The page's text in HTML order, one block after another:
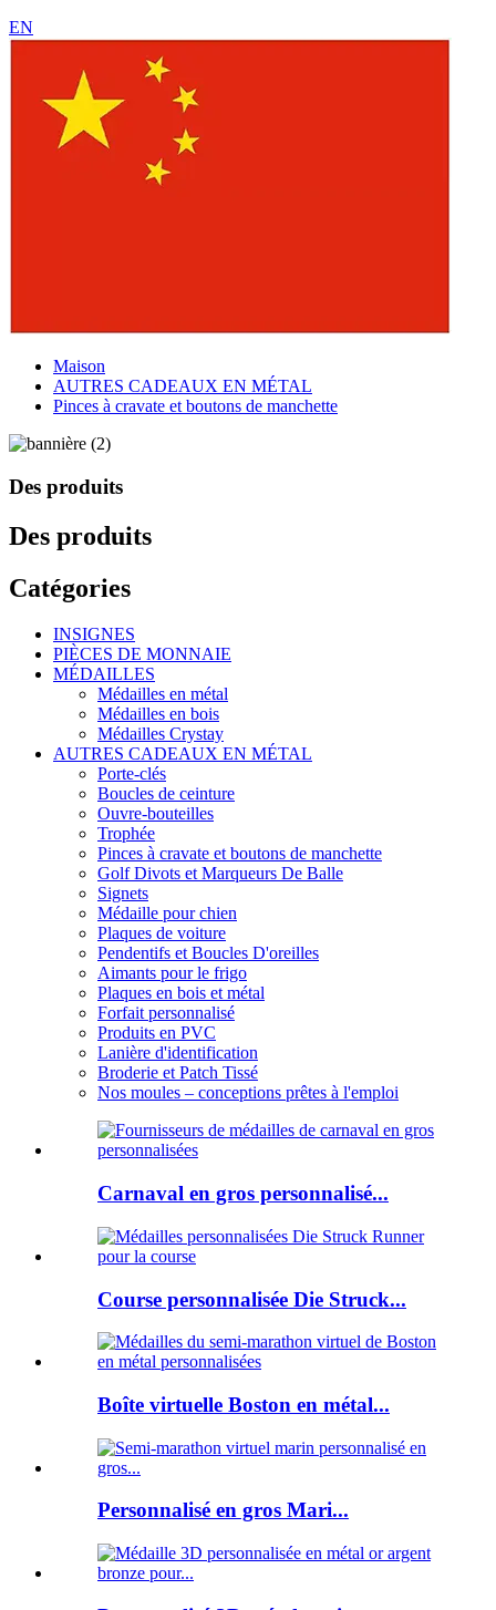
EN
Maison
AUTRES CADEAUX EN MÉTAL
Pinces à cravate et boutons de manchette
Des produits
Des produits
Catégories
INSIGNES
PIÈCES DE MONNAIE
MÉDAILLES
Médailles en métal
Médailles en bois
Médailles Crystay
AUTRES CADEAUX EN MÉTAL
Porte-clés
Boucles de ceinture
Ouvre-bouteilles
Trophée
Pinces à cravate et boutons de manchette
Golf Divots et Marqueurs De Balle
Signets
Médaille pour chien
Plaques de voiture
Pendentifs et Boucles D'oreilles
Aimants pour le frigo
Plaques en bois et métal
Forfait personnalisé
Produits en PVC
Lanière d'identification
Broderie et Patch Tissé
Nos moules – conceptions prêtes à l'emploi
Carnaval en gros personnalisé...
Course personnalisée Die Struck...
Boîte virtuelle Boston en métal...
Personnalisé en gros Mari...